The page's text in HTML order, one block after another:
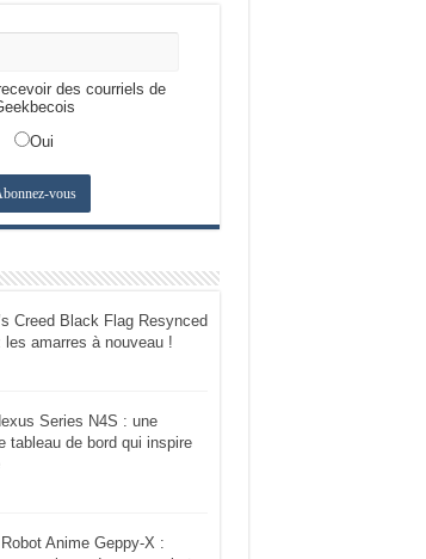
des courriels de
Oui
Creed Black Flag Resynced
les amarres à nouveau !
Series N4S : une
tableau de bord qui inspire
Anime Geppy-X :